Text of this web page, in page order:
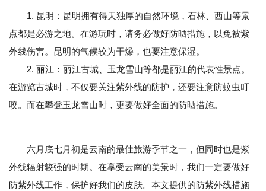
1. 昆明：昆明拥有得天独厚的自然环境，石林、西山等景
点都是必游之地。在游玩时，请务必做好防晒措施，以免被紫
外线伤害。昆明的气候较为干燥，也要注意保湿。
2. 丽江：丽江古城、玉龙雪山等都是丽江的代表性景点。
在游览古城时，不仅要关注紫外线的防护，还要注意防蚊虫叮
咬。而在攀登玉龙雪山时，更要做好全面的防晒措施。
六月底七月初是云南的最佳旅游季节之一，但同时也是紫
外线辐射较强的时期。在享受云南的美景时，我们一定要做好
防紫外线工作，保护好我们的皮肤。本文提供的防紫外线措施